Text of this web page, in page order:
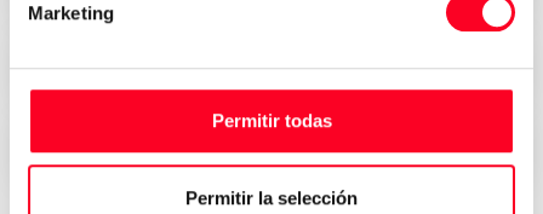
Marketing
Permitir todas
Permitir la selección
Seguridad, confianza y transparencia
Entrega inmediata en todo el mundo